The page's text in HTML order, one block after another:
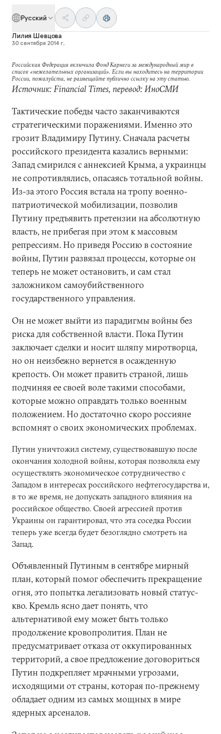
Русский
Лилия Шевцова
30 сентября 2014 г.
Российская Федерация включила Фонд Карнеги за международный мир в
список «нежелательных организаций». Если вы находитесь на территории
России, пожалуйста, не размещайте публично ссылку на эту статью.
Источник: Financial Times, перевод: ИноСМИ
Тактические победы часто заканчиваются
стратегическими поражениями. Именно это
грозит Владимиру Путину. Сначала расчеты
российского президента казались верными:
Запад смирился с аннексией Крыма, а украинцы
не сопротивлялись, опасаясь тотальной войны.
Из-за этого Россия встала на тропу военно-
патриотической мобилизации, позволив
Путину предъявить претензии на абсолютную
власть, не прибегая при этом к массовым
репрессиям. Но приведя Россию в состояние
войны, Путин развязал процессы, которые он
теперь не может остановить, и сам стал
заложником самоубийственного
государственного управления.
Он не может выйти из парадигмы войны без
риска для собственной власти. Пока Путин
заключает сделки и носит шляпу миротворца,
но он неизбежно вернется в осажденную
крепость. Он может править страной, лишь
подчиняя ее своей воле такими способами,
которые можно оправдать только военным
положением. Но достаточно скоро россияне
вспомнят о своих экономических проблемах.
Путин уничтожил систему, существовавшую после
окончания холодной войны, которая позволяла ему
осуществлять экономическое сотрудничество с
Западом в интересах российского нефтегосударства и,
в то же время, не допускать западного влияния на
российское общество. Своей агрессией против
Украины он гарантировал, что эта соседка России
теперь уже всегда будет безоглядно смотреть на
Запад.
Объявленный Путиным в сентябре мирный
план, который помог обеспечить прекращение
огня, это попытка легализовать новый статус-
кво. Кремль ясно дает понять, что
альтернативой ему может быть только
продолжение кровопролития. План не
предусматривает отказа от оккупированных
территорий, а свое предложение договориться
Путин подкрепляет мрачными угрозами,
исходящими от страны, которая по-прежнему
обладает одним из самых мощных в мире
ядерных арсеналов.